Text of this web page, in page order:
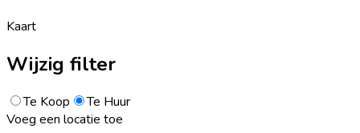
Kaart
Wijzig filter
Te Koop
Te Huur
Voeg een locatie toe